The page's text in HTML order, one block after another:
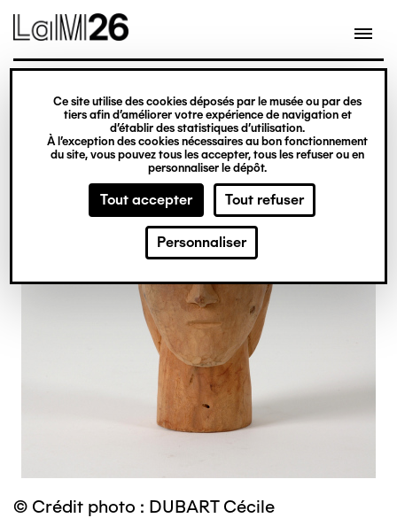
Gestion des cookies
Ce site utilise des cookies déposés par le musée ou par des
tiers afin d’améliorer votre expérience de navigation et
d’établir des statistiques d’utilisation.
À l’exception des cookies nécessaires au bon fonctionnement
du site, vous pouvez tous les accepter, tous les refuser ou en
personnaliser le dépôt.
Tout accepter Tout refuser
Personnaliser
contenu
© Crédit photo : DUBART Cécile